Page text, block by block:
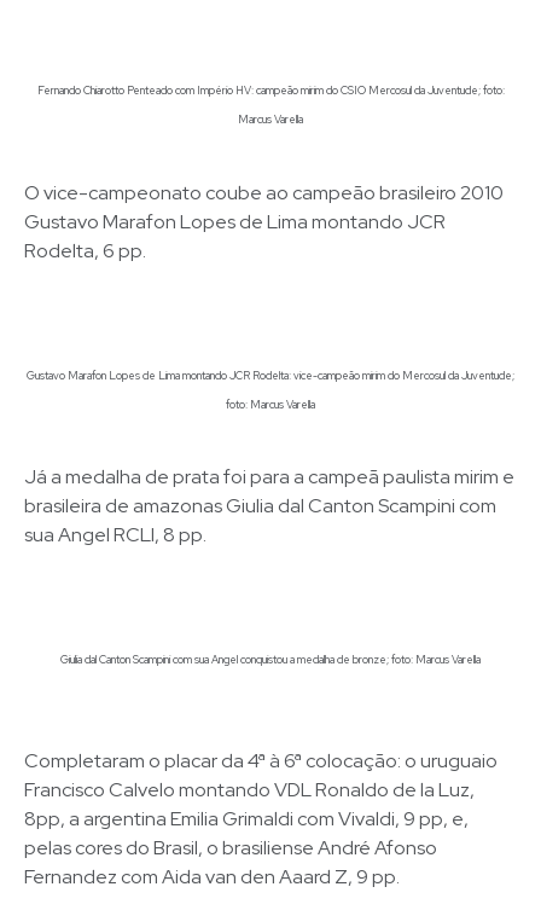
Fernando Chiarotto Penteado com Império HV: campeão mirim do CSIO Mercosul da Juventude; foto:
Marcus Varella
O vice-campeonato coube ao campeão brasileiro 2010
Gustavo Marafon Lopes de Lima montando JCR
Rodelta, 6 pp.
Gustavo Marafon Lopes de Lima montando JCR Rodelta: vice-campeão mirim do Mercosul da Juventude;
foto: Marcus Varella
Já a medalha de prata foi para a campeã paulista mirim e
brasileira de amazonas Giulia dal Canton Scampini com
sua Angel RCLI, 8 pp.
Giulia dal Canton Scampini com sua Angel conquistou a medalha de bronze; foto: Marcus Varella
Completaram o placar da 4ª à 6ª colocação: o uruguaio
Francisco Calvelo montando VDL Ronaldo de la Luz,
8pp, a argentina Emilia Grimaldi com Vivaldi, 9 pp, e,
pelas cores do Brasil, o brasiliense André Afonso
Fernandez com Aida van den Aaard Z, 9 pp.